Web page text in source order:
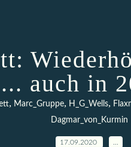
... auch in
, Marc_Gruppe, H_G_Wells,
Dagmar_von_Kurmin
17.09.2020